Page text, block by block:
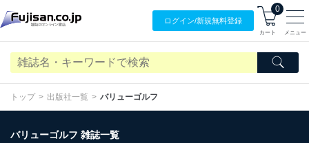
ログイン/新規無料登録
0
カート メニュー
トップ 出版社一覧 バリューゴルフ
バリューゴルフ 雑誌一覧